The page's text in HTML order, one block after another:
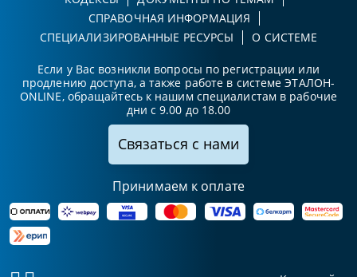
СПРАВОЧНАЯ ИНФОРМАЦИЯ
СПЕЦИАЛИЗИРОВАННЫЕ РЕСУРСЫ
О СИСТЕМЕ
Если у Вас возникли вопросы по регистрации или
продлению доступа, а также работе в системе ЭТАЛОН-
ONLINE, обращайтесь к нашим специалистам в рабочие
дни с 9.00 до 18.00
Связаться с нами
Принимаем к оплате